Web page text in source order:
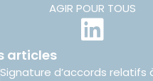
AGIR POUR TOUS
articles
Signature d’accords relatifs